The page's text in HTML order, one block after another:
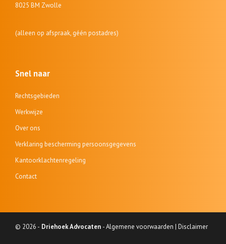
8025 BM Zwolle
(alleen op afspraak, géén postadres)
Snel naar
Rechtsgebieden
Werkwijze
Over ons
Verklaring bescherming persoonsgegevens
Kantoorklachtenregeling
Contact
© 2026 - Driehoek Advocaten -Algemene voorwaarden | Disclaimer